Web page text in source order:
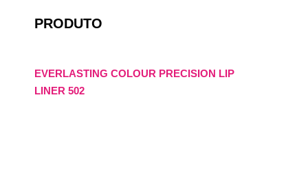
PRODUTO
EVERLASTING COLOUR PRECISION LIP
LINER 502